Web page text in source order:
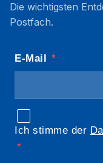
Die wichtigsten
Postfach.